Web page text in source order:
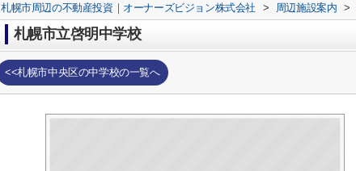
札幌市周辺の不動産投資｜オーナーズビジョン株式会社 > 周辺施設案内 >
札幌市立啓明中学校
<<札幌市中央区の中学校の一覧へ